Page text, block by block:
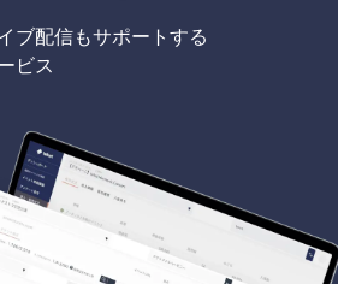
ブ配信もサポートする
ビス